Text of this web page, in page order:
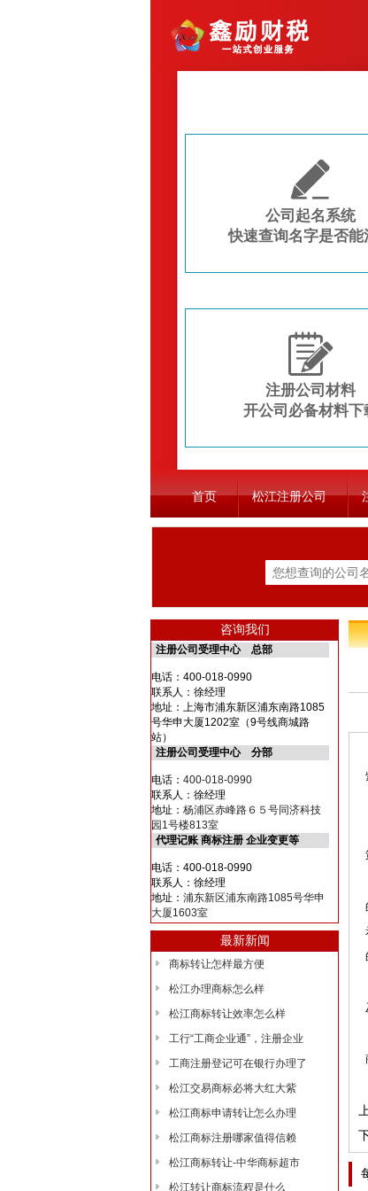

公司起名系统
快速查询名字是否能

注册公司材料
开公司必备材料下
首页 松江注册公司
咨询我们
注册公司受理中心 总部
电话： 400-018-0990
联系人：徐经理
地址：上海市浦东新区浦东南路1085
号华申大厦1202室（9号线商城路
站）
注册公司受理中心 分部
电话： 400-018-0990
联系人：徐经理
地址： 杨浦区赤峰路６５号同济科技
园1号楼813室
代理记账 商标注册 企业变更等
电话：400-018-0990
联系人：徐经理
地址： 浦东新区浦东南路1085号华申
大厦1603室
最新新闻
商标转让怎样最方便
松江办理商标怎么样
松江商标转让效率怎么样
工行“工商企业通”，注册企业
工商注册登记可在银行办理了
松江交易商标必将大红大紫
松江商标申请转让怎么办理
松江商标注册哪家值得信赖
松江商标转让-中华商标超市
松江转让商标流程是什么